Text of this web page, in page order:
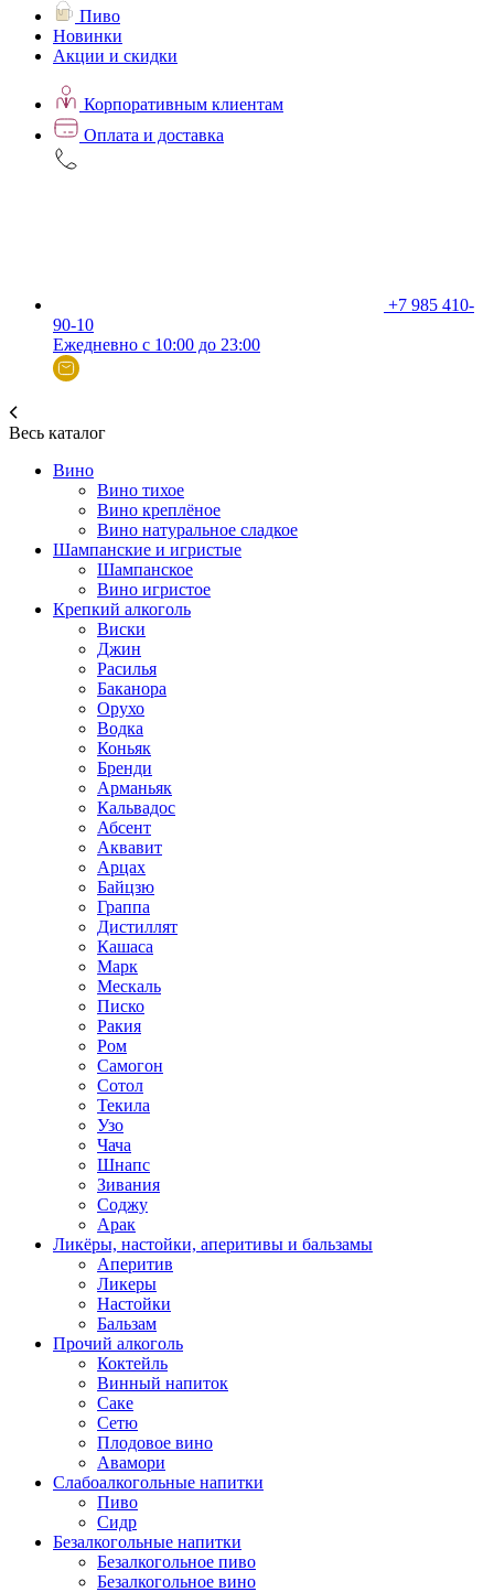
Пиво
Новинки
Акции и скидки
Корпоративным клиентам
Оплата и доставка
+7 985 410-
90-10
Ежедневно с 10:00 до 23:00
Весь каталог
Вино
Вино тихое
Вино креплёное
Вино натуральное сладкое
Шампанские и игристые
Шампанское
Вино игристое
Крепкий алкоголь
Виски
Джин
Расилья
Баканора
Орухо
Водка
Коньяк
Бренди
Арманьяк
Кальвадос
Абсент
Аквавит
Арцах
Байцзю
Граппа
Дистиллят
Кашаса
Марк
Мескаль
Писко
Ракия
Ром
Самогон
Сотол
Текила
Узо
Чача
Шнапс
Зивания
Соджу
Арак
Ликёры, настойки, аперитивы и бальзамы
Аперитив
Ликеры
Настойки
Бальзам
Прочий алкоголь
Коктейль
Винный напиток
Саке
Сетю
Плодовое вино
Авамори
Слабоалкогольные напитки
Пиво
Сидр
Безалкогольные напитки
Безалкогольное пиво
Безалкогольное вино